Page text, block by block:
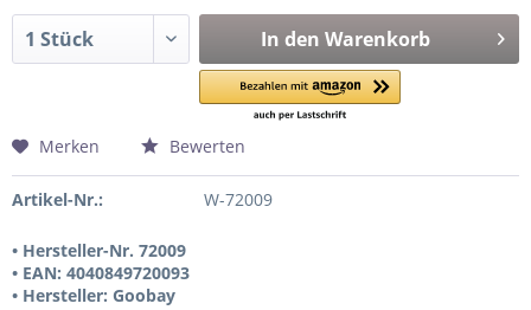
In den Warenkorb
Merken Bewerten
Artikel-Nr.: W-72009
• Hersteller-Nr. 72009
• EAN: 4040849720093
• Hersteller: Goobay